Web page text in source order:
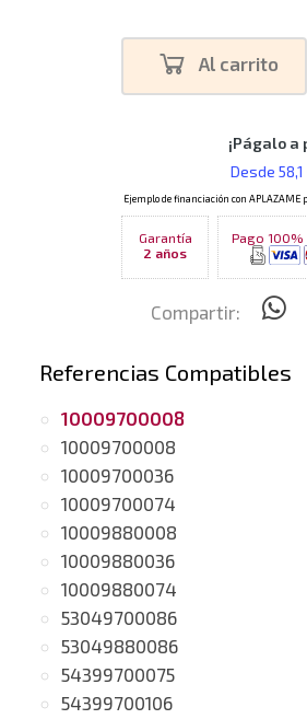
Al carrito
Garantía
2 años
Pago 100%
Compartir:
Referencias Compatibles
10009700008
10009700008
10009700036
10009700074
10009880008
10009880036
10009880074
53049700086
53049880086
54399700075
54399700106